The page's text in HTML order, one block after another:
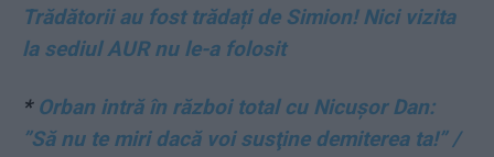
Trădătorii au fost trădați de Simion! Nici vizita
la sediul AUR nu le-a folosit
* Orban intră în război total cu Nicușor Dan:
”Să nu te miri dacă voi susţine demiterea ta!” /